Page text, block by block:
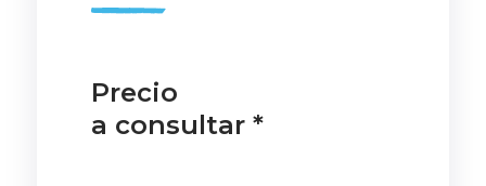
Precio
a consultar *